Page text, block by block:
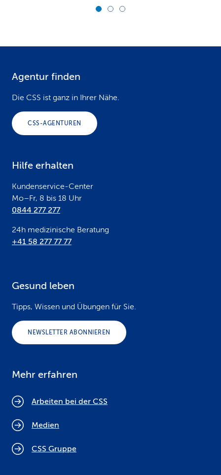
Agentur finden
Die CSS ist ganz in Ihrer Nähe.
CSS-AGENTUREN
Hilfe erhalten
Kundenservice-Center
Mo–Fr, 8 bis 18 Uhr
0844 277 277
24h medizinische Beratung
+41 58 277 77 77
Gesund leben
Tipps, Wissen und Übungen für Sie.
NEWSLETTER ABONNIEREN
Mehr erfahren
Arbeiten bei der CSS
Medien
CSS Gruppe